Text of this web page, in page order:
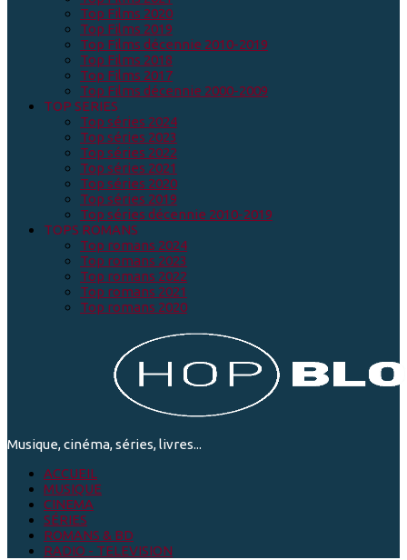
Top Films 2020
Top Films 2019
Top Films décennie 2010-2019
Top Films 2018
Top Films 2017
Top Films décennie 2000-2009
TOP SERIES
Top séries 2024
Top séries 2023
Top séries 2022
Top séries 2021
Top séries 2020
Top séries 2019
Top séries décennie 2010-2019
TOPS ROMANS
Top romans 2024
Top romans 2023
Top romans 2022
Top romans 2021
Top romans 2020
Musique, cinéma, séries, livres...
ACCUEIL
MUSIQUE
CINEMA
SÉRIES
ROMANS & BD
RADIO - TELEVISION